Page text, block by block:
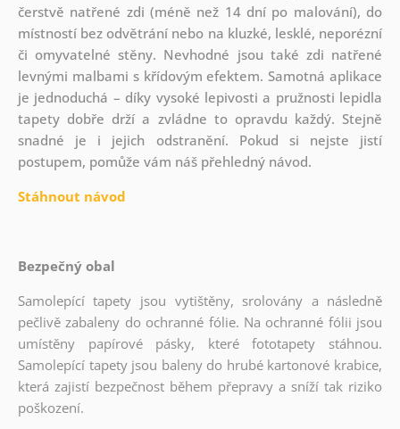
čerstvě natřené zdi (méně než 14 dní po malování), do
místností bez odvětrání nebo na kluzké, lesklé, neporézní
či omyvatelné stěny. Nevhodné jsou také zdi natřené
levnými malbami s křídovým efektem. Samotná aplikace
je jednoduchá – díky vysoké lepivosti a pružnosti lepidla
tapety dobře drží a zvládne to opravdu každý. Stejně
snadné je i jejich odstranění. Pokud si nejste jistí
postupem, pomůže vám náš přehledný návod.
Stáhnout návod
Bezpečný obal
Samolepící tapety jsou vytištěny, srolovány a následně
pečlivě zabaleny do ochranné fólie. Na ochranné fólii jsou
umístěny papírové pásky, které fototapety stáhnou.
Samolepící tapety jsou baleny do hrubé kartonové krabice,
která zajistí bezpečnost během přepravy a sníží tak riziko
poškození.